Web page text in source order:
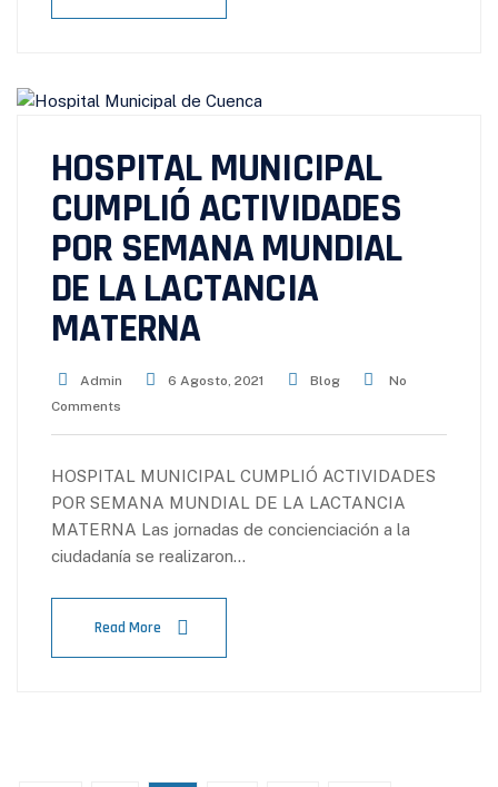
HOSPITAL MUNICIPAL
CUMPLIÓ ACTIVIDADES
POR SEMANA MUNDIAL
DE LA LACTANCIA
MATERNA
Admin 6 Agosto, 2021 Blog
No
Comments
HOSPITAL MUNICIPAL CUMPLIÓ ACTIVIDADES
POR SEMANA MUNDIAL DE LA LACTANCIA
MATERNA Las jornadas de concienciación a la
ciudadanía se realizaron…
Read More